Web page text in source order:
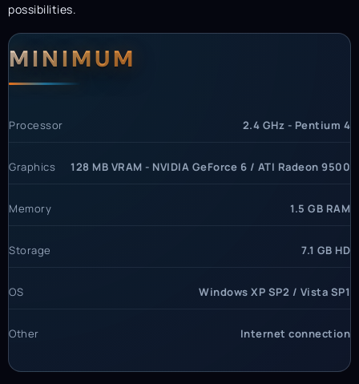
possibilities.
System Requirements
MINIMUM
Processor 2.4 GHz - Pentium 4
Graphics 128 MB VRAM - NVIDIA GeForce 6 / ATI Radeon 9500
Memory 1.5 GB RAM
Storage 7.1 GB HD
OS Windows XP SP2 / Vista SP1
Other Internet connection